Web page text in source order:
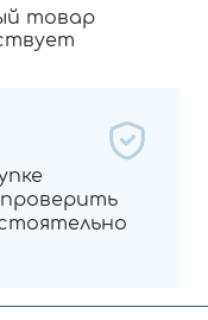
товар
проверить